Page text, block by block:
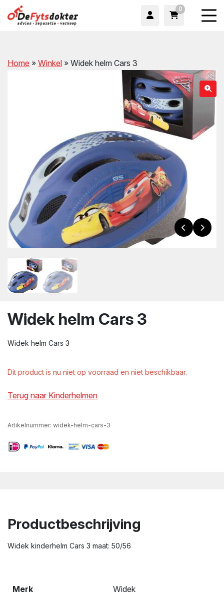
0
Home » Winkel » Widek helm Cars 3
Widek helm Cars 3
Widek helm Cars 3
Dit product is nu niet op voorraad en niet beschikbaar.
Terug naar Kinderhelmen
Artikelnummer: widek-helm-cars-3
Productbeschrijving
Widek kinderhelm Cars 3 maat: 50/56
Merk Widek